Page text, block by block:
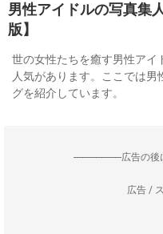
男性アイドルの写真集
版】
世の女性たちを癒す男性アイ
人気があります。ここでは
グを紹介しています。
--------------------広告の
広告 /